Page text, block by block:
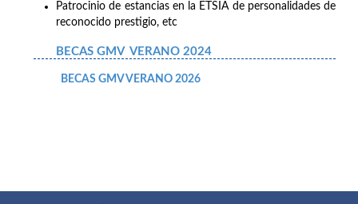
Patrocinio de estancias en la ETSIA de personalidades de
reconocido prestigio, etc
BECAS GMV VERANO 2024
BECAS GMV VERANO 2026